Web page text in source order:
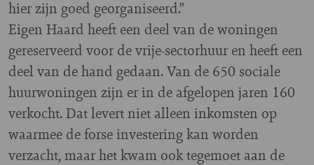
hier zijn goed georganiseerd.”
Eigen Haard heeft een deel van de woningen
gereserveerd voor de vrije-sectorhuur en heeft een
deel van de hand gedaan. Van de 650 sociale
huurwoningen zijn er in de afgelopen jaren 160
verkocht. Dat levert niet alleen inkomsten op
waarmee de forse investering kan worden
verzacht, maar het kwam ook tegemoet aan de